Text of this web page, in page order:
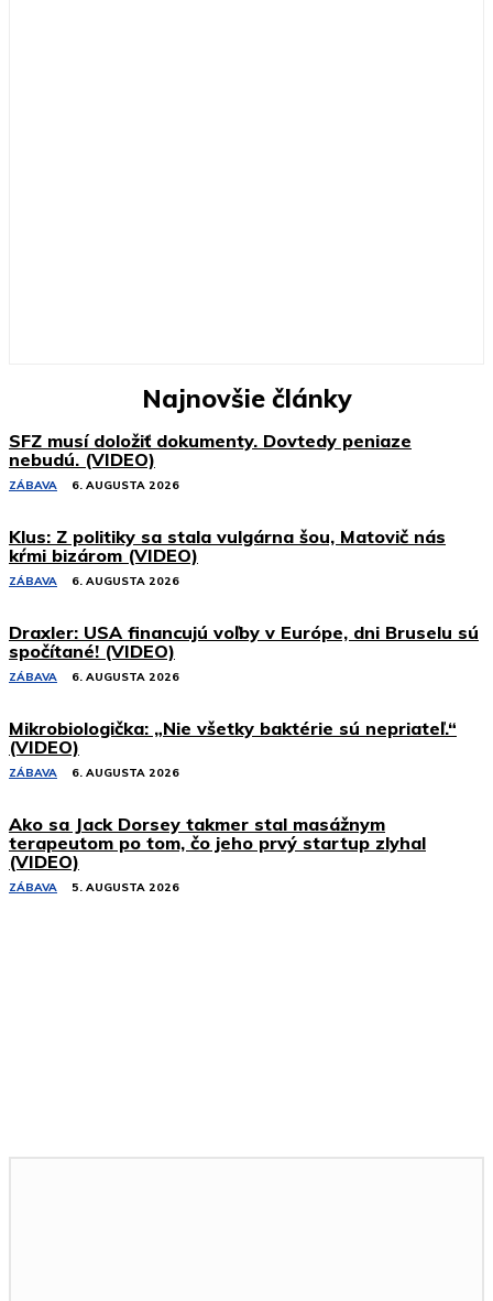
Najnovšie články
SFZ musí doložiť dokumenty. Dovtedy peniaze
nebudú. (VIDEO)
ZÁBAVA 6. AUGUSTA 2026
Klus: Z politiky sa stala vulgárna šou, Matovič nás
kŕmi bizárom (VIDEO)
ZÁBAVA 6. AUGUSTA 2026
Draxler: USA financujú voľby v Európe, dni Bruselu sú
spočítané! (VIDEO)
ZÁBAVA 6. AUGUSTA 2026
Mikrobiologička: „Nie všetky baktérie sú nepriateľ.“
(VIDEO)
ZÁBAVA 6. AUGUSTA 2026
Ako sa Jack Dorsey takmer stal masážnym
terapeutom po tom, čo jeho prvý startup zlyhal
(VIDEO)
ZÁBAVA 5. AUGUSTA 2026